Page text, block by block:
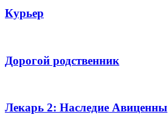
Курьер
Дорогой родственник
Лекарь 2: Наследие Авиценны